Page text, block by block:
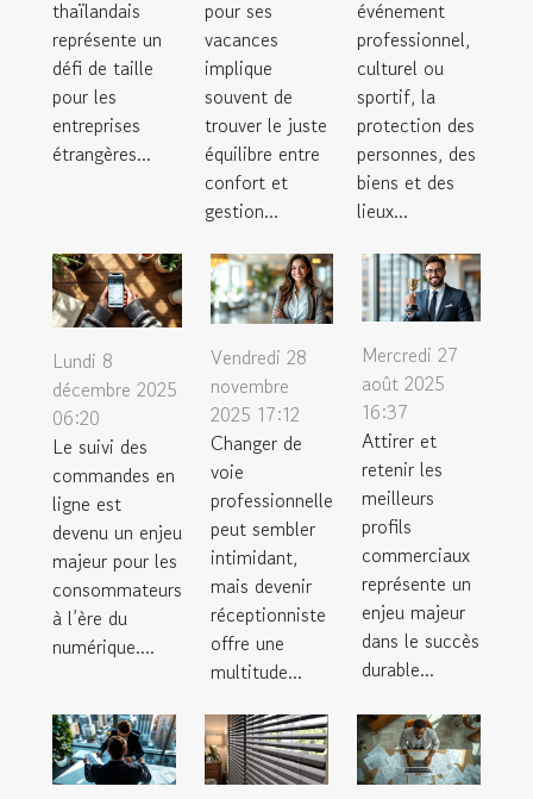
thaïlandais
représente un
défi de taille
pour les
entreprises
étrangères...
pour ses
vacances
implique
souvent de
trouver le juste
équilibre entre
confort et
gestion...
événement
professionnel,
culturel ou
sportif, la
protection des
personnes, des
biens et des
lieux...
Lundi 8
décembre 2025
06:20
Le suivi des
commandes en
ligne est
devenu un enjeu
majeur pour les
consommateurs
à l’ère du
numérique....
Vendredi 28
novembre
2025 17:12
Changer de
voie
professionnelle
peut sembler
intimidant,
mais devenir
réceptionniste
offre une
multitude...
Mercredi 27
août 2025
16:37
Attirer et
retenir les
meilleurs
profils
commerciaux
représente un
enjeu majeur
dans le succès
durable...